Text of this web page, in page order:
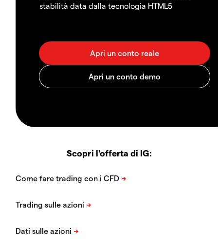
stabilità data dalla tecnologia HTML5
Scopri l'offerta di IG: